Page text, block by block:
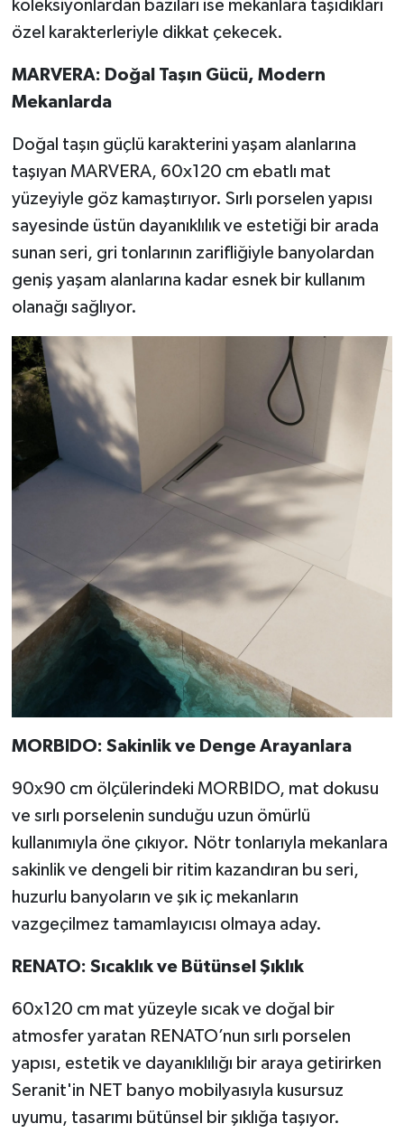
koleksiyonlardan bazıları ise mekanlara taşıdıkları
özel karakterleriyle dikkat çekecek.
MARVERA: Doğal Taşın Gücü, Modern
Mekanlarda
Doğal taşın güçlü karakterini yaşam alanlarına
taşıyan MARVERA, 60x120 cm ebatlı mat
yüzeyiyle göz kamaştırıyor. Sırlı porselen yapısı
sayesinde üstün dayanıklılık ve estetiği bir arada
sunan seri, gri tonlarının zarifliğiyle banyolardan
geniş yaşam alanlarına kadar esnek bir kullanım
olanağı sağlıyor.
MORBIDO: Sakinlik ve Denge Arayanlara
90x90 cm ölçülerindeki MORBIDO, mat dokusu
ve sırlı porselenin sunduğu uzun ömürlü
kullanımıyla öne çıkıyor. Nötr tonlarıyla mekanlara
sakinlik ve dengeli bir ritim kazandıran bu seri,
huzurlu banyoların ve şık iç mekanların
vazgeçilmez tamamlayıcısı olmaya aday.
RENATO: Sıcaklık ve Bütünsel Şıklık
60x120 cm mat yüzeyle sıcak ve doğal bir
atmosfer yaratan RENATO’nun sırlı porselen
yapısı, estetik ve dayanıklılığı bir araya getirirken
Seranit'in NET banyo mobilyasıyla kusursuz
uyumu, tasarımı bütünsel bir şıklığa taşıyor.